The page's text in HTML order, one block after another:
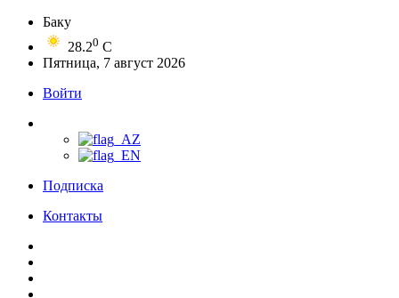
Баку
28.20 C
Пятница, 7 август 2026
Войти
Подписка
Контакты